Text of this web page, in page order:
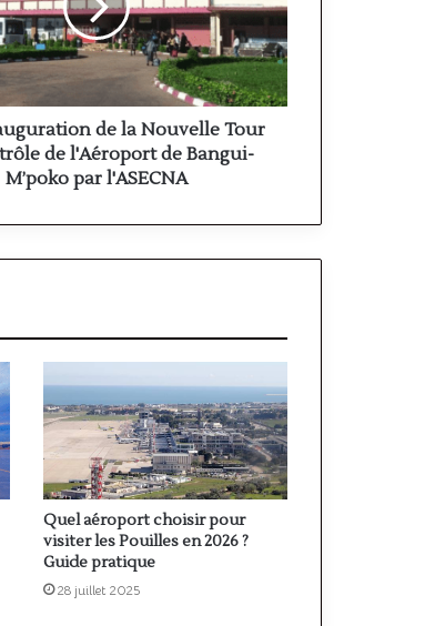
de la Nouvelle Tour
de l'Aéroport de Bangui-
M’poko par l'ASECNA
Quel aéroport choisir pour
visiter les Pouilles en 2026 ?
Guide pratique
28 juillet 2025